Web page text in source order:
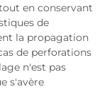
en conservant
de
la propagation
de perforations
n'est pas
s'avère